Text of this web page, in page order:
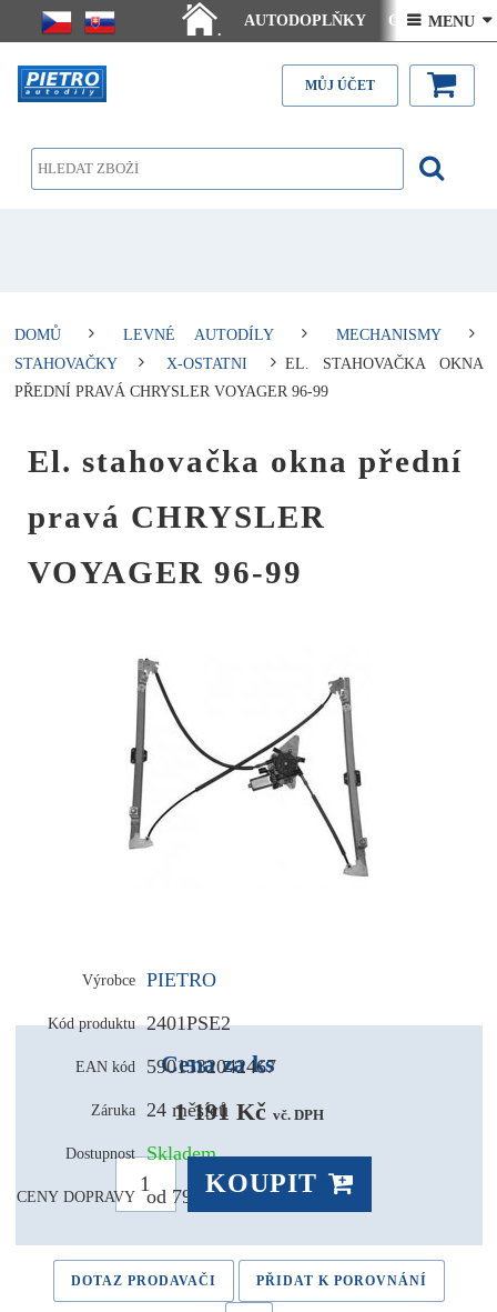
.
AUTODOPLŇKY Ceny doručení
Články - návody Kontakt
 MENU 
MŮJ ÚČET
DOMŮ LEVNÉ AUTODÍLY
MECHANISMY
STAHOVAČKY
X-OSTATNI
EL. STAHOVAČKA OKNA
PŘEDNÍ PRAVÁ CHRYSLER VOYAGER 96-99
El. stahovačka okna přední
pravá CHRYSLER
VOYAGER 96-99
Výrobce PIETRO
Kód produktu 2401PSE2
EAN kód 5901532042467
Záruka 24 měsíců
Dostupnost Skladem
CENY DOPRAVY od 79,- Kč
Cena za ks
1 191 Kč vč. DPH
KOUPIT
DOTAZ PRODAVAČI PŘIDAT K POROVNÁNÍ